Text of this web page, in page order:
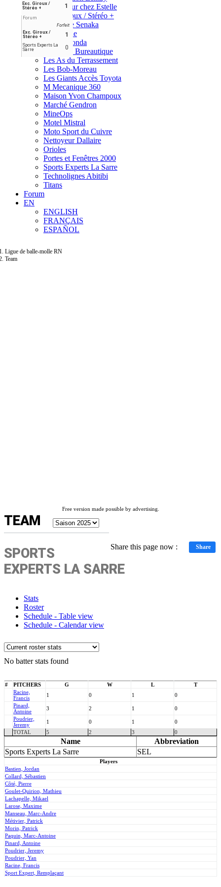
Exc. Giroux /
Stéréo +
1
Forum
Forfeit
Exc. Giroux /
Stéréo +
1
Sports Experts La
Sarre
0
Dépanneur chez Estelle
Exc. Giroux / Stéréo +
Foresterie Senaka
La Vitrerie
L'Ami Honda
Larouche Bureautique
Les As du Terrassement
Les Bob-Moreau
Les Giants Accès Toyota
M Mecanique 360
Maison Yvon Champoux
Marché Gendron
MineOps
Motel Mistral
Moto Sport du Cuivre
Nettoyeur Dallaire
Orioles
Portes et Fenêtres 2000
Sports Experts La Sarre
Technolignes Abitibi
Titans
Forum
EN
ENGLISH
FRANÇAIS
ESPAÑOL
Ligue de balle-molle RN
Team
Free version made possible by advertising.
TEAM
Share this page now : Share
SPORTS
EXPERTS LA SARRE
Stats
Roster
Schedule - Table view
Schedule - Calendar view
No batter stats found
# PITCHERS G W L
T
Racine,
Francis
1 0 1
0
Pinard,
Antoine
3 2 1
0
Poudrier,
Jeremy
1 0 1
0
TOTAL
5 2 3 0
Name
Abbreviation
Sports Experts La Sarre
SEL
Players
Bastien, Jordan
Collard, Sébastien
Côté, Pierre
Goulet-Quirion, Mathieu
Lachapelle, Mikael
Larose, Maxime
Manseau, Marc-Andre
Métivier, Patrick
Morin, Patrick
Paquin, Marc-Antoine
Pinard, Antoine
Poudrier, Jeremy
Poudrier, Yan
Racine, Francis
Sport Expert, Remplaçant